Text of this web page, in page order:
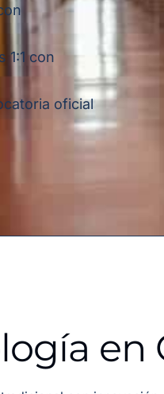
1:1 con
oficial
en